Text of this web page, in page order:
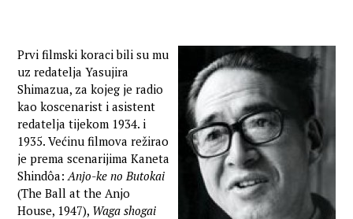
Prvi filmski koraci bili su mu
uz redatelja Yasujira
Shimazua, za kojeg je radio
kao koscenarist i asistent
redatelja tijekom 1934. i
1935. Većinu filmova režirao
je prema scenarijima Kaneta
Shindôa:Anjo-ke no Butokai
(The Ball at the Anjo
House, 1947), Waga shogai